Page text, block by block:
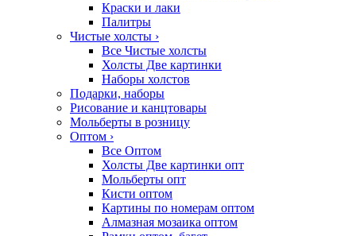
Краски и лаки
Палитры
Чистые холсты ›
Все Чистые холсты
Холсты Две картинки
Наборы холстов
Подарки, наборы
Рисование и канцтовары
Мольберты в розницу
Оптом ›
Все Оптом
Холсты Две картинки опт
Мольберты опт
Кисти оптом
Картины по номерам оптом
Алмазная мозаика оптом